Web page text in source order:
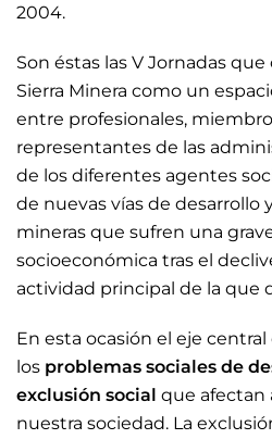
2004.
Son éstas las V Jornadas
Sierra Minera como un
entre profesionales,
representantes de las
de los diferentes agentes
de nuevas vías de desarrollo
mineras que sufren una
socioeconómica tras el
actividad principal de la que
En esta ocasión el eje central
los problemas sociales de
exclusión social que afectan
nuestra sociedad. La